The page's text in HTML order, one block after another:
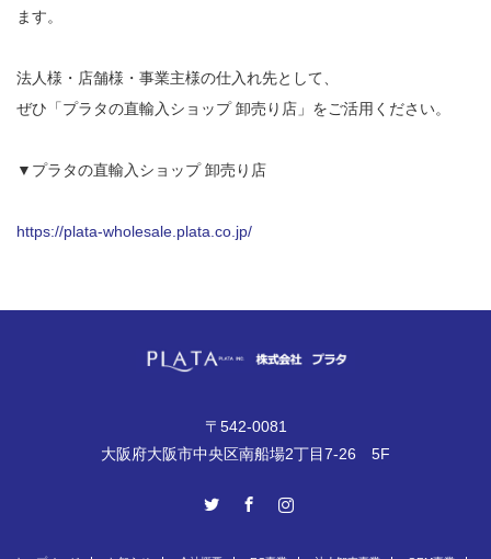
ます。
法人様・店舗様・事業主様の仕入れ先として、
ぜひ「プラタの直輸入ショップ 卸売り店」をご活用ください。
▼プラタの直輸入ショップ 卸売り店
https://plata-wholesale.plata.co.jp/
〒542-0081
大阪府大阪市中央区南船場2丁目7-26 5F